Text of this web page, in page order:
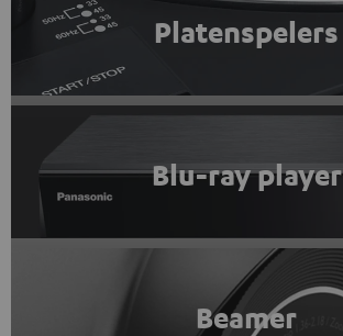
Platenspelers
Blu-ray player
Beamer